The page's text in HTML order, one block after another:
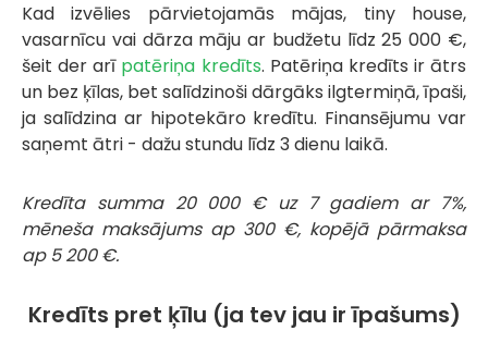
Kad izvēlies pārvietojamās mājas, tiny house,
vasarnīcu vai dārza māju ar budžetu līdz 25 000 €,
šeit der arī patēriņa kredīts. Patēriņa kredīts ir ātrs
un bez ķīlas, bet salīdzinoši dārgāks ilgtermiņā, īpaši,
ja salīdzina ar hipotekāro kredītu. Finansējumu var
saņemt ātri - dažu stundu līdz 3 dienu laikā.
Kredīta summa 20 000 € uz 7 gadiem ar 7%,
mēneša maksājums ap 300 €, kopējā pārmaksa
ap 5 200 €.
Kredīts pret ķīlu (ja tev jau ir īpašums)